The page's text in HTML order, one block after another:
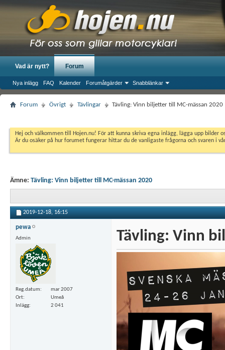
Vad är nytt? Forum
Nya inlägg FAQ Kalender Forumåtgärder Snabblänkar
Forum Övrigt Tävlingar Tävling: Vinn biljetter till MC-mässan 2020
Hej och välkommen till Hojen.nu! För att kunna skriva egna inlägg, lägga upp
Är du osäker på hur forumet fungerar hittar du de vanligaste frågorna och svaren i
Ämne: Tävling: Vinn biljetter till MC-mässan 2020
2019-12-18, 16:15
pewa
Admin
Reg.datum
mar 2007
Ort
Umeå
Inlägg
2 041
Tävling: Vinn